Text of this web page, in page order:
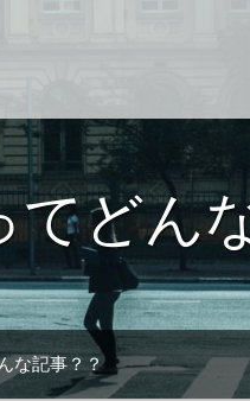
どん
な記事？？